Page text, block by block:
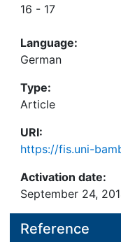
16 - 17
Language:
German
Type:
Article
URI:
https://fis.uni-
Activation date:
September 24,
Reference